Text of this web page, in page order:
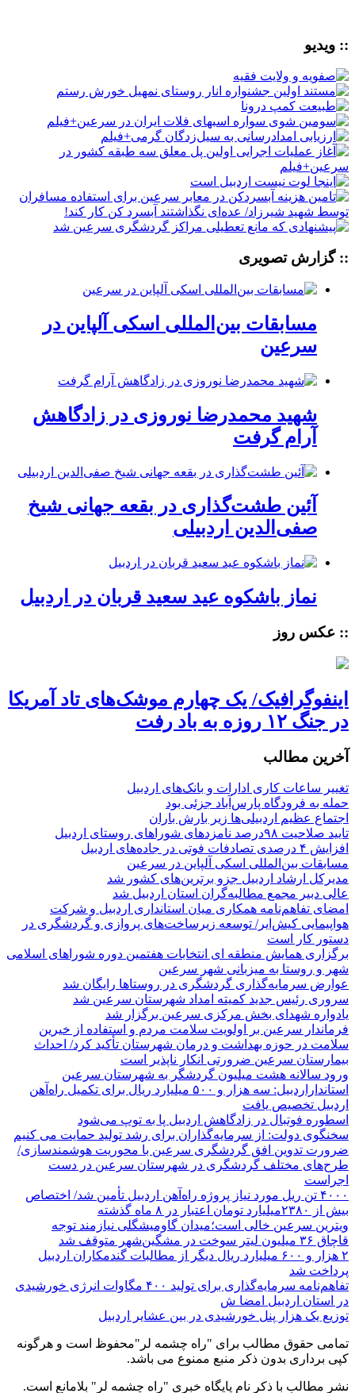
:: ویدیو
:: گزارش تصویری
مسابقات بین‌المللی اسکی آلپاین در
سرعین
شهید محمدرضا نوروزی در زادگاهش
آرام گرفت
آئین طشت‌گذاری در بقعه جهانی شیخ
صفی‌الدین اردبیلی
نماز باشکوه عید سعید قربان در اردبیل
:: عکس روز
اینفوگرافیک/ یک چهارم موشک‌های تاد آمریکا
در جنگ ۱۲ روزه به باد رفت
آخرین مطالب
تغییر ساعات کاری ادارات و بانک‌های اردبیل
حمله به فرودگاه پارس‌‌آباد جزئی بود
اجتماع عظیم اردبیلی‌ها زیر بارش باران
تایید صلاحیت ۹۸درصد نامزدهای شوراهای روستای اردبیل
افزایش ۴ درصدی تصادفات فوتی در جاده‌های اردبیل
مسابقات بین‌المللی اسکی آلپاین در سرعین
مدیرکل ارشاد اردبیل جزو برترین‌های کشور شد
عالی دبیر مجمع مطالبه‌گران استان اردبیل شد
امضای تفاهم‌نامه همکاری میان استانداری اردبیل و شرکت
هواپیمایی کیش‌ایر/ توسعه زیرساخت‌های پروازی و گردشگری در
دستور کار است
برگزاری همایش منطقه ای انتخابات هفتمین دوره شوراهای اسلامی
شهر و روستا به میزبانی شهر سرعین
عوارض سرمایه‌گذاری گردشگری در روستاها رایگان شد
سروری رئیس جدید کمیته امداد شهرستان سرعین شد
یادواره شهدای بخش مرکزی سرعین برگزار شد
فرماندار سرعین بر اولویت سلامت مردم و استفاده از خیرین
سلامت در حوزه بهداشت و درمان شهرستان تأکید کرد/ احداث
بیمارستان سرعین ضرورتی انکار ناپذیر است
ورود سالانه هشت میلیون گردشگر به شهرستان سرعین
استانداراردبیل: سه هزار و ۵۰۰ میلیارد ریال برای تکمیل راه‌آهن
اردبیل تخصیص یافت
اسطوره فوتبال در زادگاهش اردبیل پا به توپ می‌شود
سخنگوی دولت: از سرمایه‌گذاران برای رشد تولید حمایت می کنیم
ضرورت تدوین افق گردشگری سرعین با محوریت هوشمندسازی/
طرح‌های مختلف گردشگری در شهرستان سرعین در دست
اجراست
۴۰۰۰ تن ریل مورد نیاز پروژه راه‌آهن اردبیل تأمین شد/ اختصاص
بیش از ۲۳۸۰میلیارد تومان اعتبار در ۸ ماه گذشته
ویترین سرعین خالی است؛میدان گاومیشگلی نیازمند توجه
قاچاق ۳۶ میلیون لیتر سوخت در مشگین‌شهر متوقف شد
۲ هزار و ۶۰۰‌ میلیارد ریال دیگر از مطالبات گندمکاران اردبیل
پرداخت شد
تفاهم‌نامه سرمایه‌گذاری برای تولید ۴۰۰ مگاوات انرژی خورشیدی
در استان اردبیل امضا ش
توزیع یک هزار پنل خورشیدی در بین عشایر اردبیل
تمامی حقوق مطالب برای "راه چشمه لر"محفوظ است و هرگونه
کپی برداری بدون ذکر منبع ممنوع می باشد.
نشر مطالب با ذکر نام پایگاه خبری "راه چشمه لر" بلامانع است.